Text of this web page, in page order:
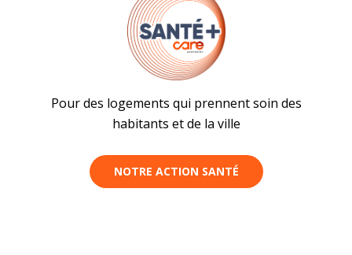
Pour des logements qui prennent soin des
habitants et de la ville
NOTRE ACTION SANTÉ